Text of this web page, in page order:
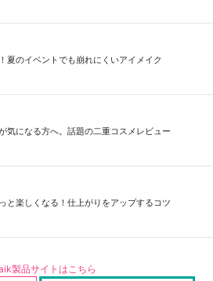
夏のイベントでも崩れにくいアイメイク
気になる方へ。話題の二重コスメレビュー
と楽しくなる！仕上がりをアップするコツ
製品サイトはこちら